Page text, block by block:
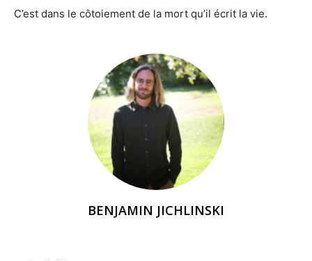
C’est dans le côtoiement de la mort qu’il écrit la vie.
BENJAMIN JICHLINSKI